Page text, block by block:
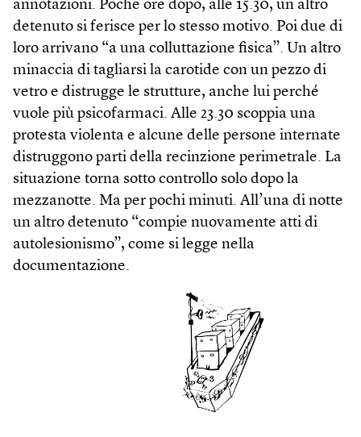
annotazioni. Poche ore dopo, alle 15.30, un altro
detenuto si ferisce per lo stesso motivo. Poi due di
loro arrivano “a una colluttazione fisica”. Un altro
minaccia di tagliarsi la carotide con un pezzo di
vetro e distrugge le strutture, anche lui perché
vuole più psicofarmaci. Alle 23.30 scoppia una
protesta violenta e alcune delle persone internate
distruggono parti della recinzione perimetrale. La
situazione torna sotto controllo solo dopo la
mezzanotte. Ma per pochi minuti. All’una di notte
un altro detenuto “compie nuovamente atti di
autolesionismo”, come si legge nella
documentazione.